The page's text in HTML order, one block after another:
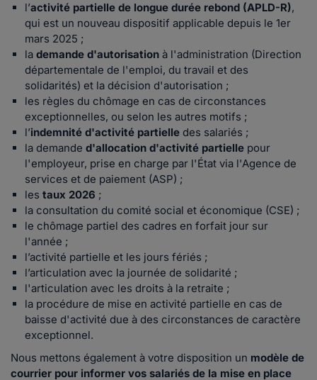
l’activité partielle de longue durée rebond (APLD-R),
qui est un nouveau dispositif applicable depuis le 1er
mars 2025 ;
la demande d'autorisation à l'administration (Direction
départementale de l'emploi, du travail et des
solidarités) et la décision d'autorisation ;
les règles du chômage en cas de circonstances
exceptionnelles, ou selon les autres motifs ;
l’indemnité d'activité partielle des salariés ;
la demande d'allocation d'activité partielle pour
l'employeur, prise en charge par l'État via l'Agence de
services et de paiement (ASP) ;
les taux 2026 ;
la consultation du comité social et économique (CSE) ;
le chômage partiel des cadres en forfait jour sur
l'année ;
l’activité partielle et les jours fériés ;
l’articulation avec la journée de solidarité ;
l'articulation avec les droits à la retraite ;
la procédure de mise en activité partielle en cas de
baisse d'activité due à des circonstances de caractère
exceptionnel.
Nous mettons également à votre disposition un modèle de
courrier pour informer vos salariés de la mise en place